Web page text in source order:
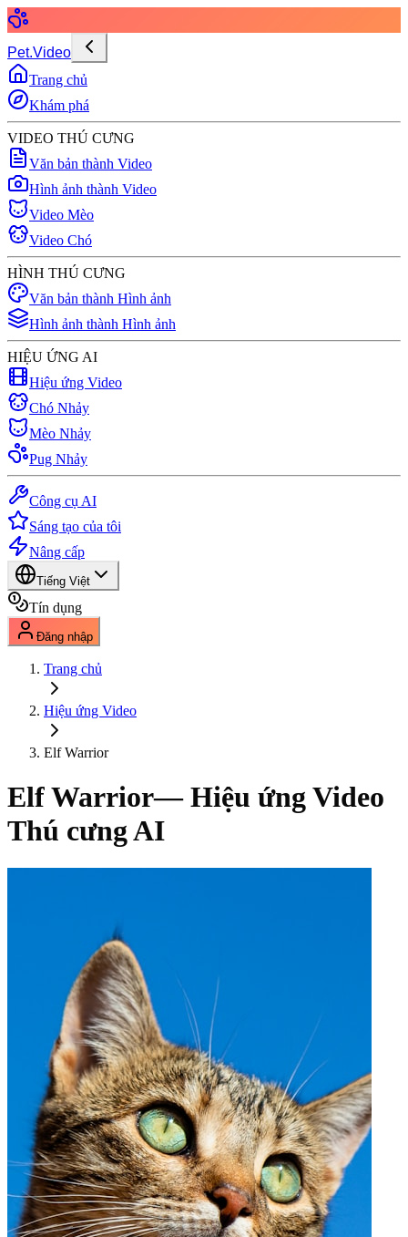
Pet.Video
Trang chủ
Khám phá
VIDEO THÚ CƯNG
Văn bản thành Video
Hình ảnh thành Video
Video Mèo
Video Chó
HÌNH THÚ CƯNG
Văn bản thành Hình ảnh
Hình ảnh thành Hình ảnh
HIỆU ỨNG AI
Hiệu ứng Video
Chó Nhảy
Mèo Nhảy
Pug Nhảy
Công cụ AI
Sáng tạo của tôi
Nâng cấp
Tiếng Việt
Tín dụng
Đăng nhập
Trang chủ
Hiệu ứng Video
Elf Warrior
Elf Warrior— Hiệu ứng Video
Thú cưng AI